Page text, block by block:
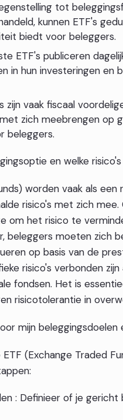
tot
kunnen ETF's
biedt voor beleggers.
ETF's publiceren
in hun investeringen en
zijn vaak fiscaal
zich meebrengen op
beleggers.
en welke
worden vaak als
risico's met zich
om het risico te
beleggers moeten zich
op basis van de
risico's verbonden
fondsen. Het is
risicotolerantie in
mijn beleggingsdoelen
(Exchange Traded
: Definieer of je